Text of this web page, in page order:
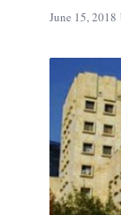
June 15, 2018